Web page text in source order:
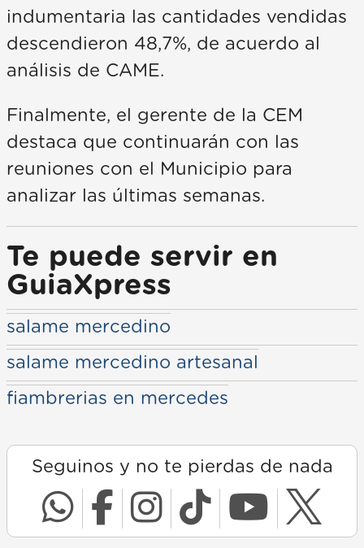
indumentaria las cantidades vendidas
descendieron 48,7%, de acuerdo al
análisis de CAME.
Finalmente, el gerente de la CEM
destaca que continuarán con las
reuniones con el Municipio para
analizar las últimas semanas.
Te puede servir en
GuiaXpress
salame mercedino
salame mercedino artesanal
fiambrerias en mercedes
Seguinos y no te pierdas de nada